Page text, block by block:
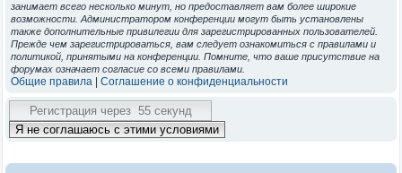
занимает всего несколько минут, но предоставляет вам более широкие
возможности. Администратором конференции могут быть установлены
также дополнительные привилегии для зарегистрированных пользователей.
Прежде чем зарегистрироваться, вам следует ознакомиться с правилами и
политикой, принятыми на конференции. Помните, что ваше присутствие на
форумах означает согласие со всеми правилами.
Общие правила Соглашение о конфиденциальности